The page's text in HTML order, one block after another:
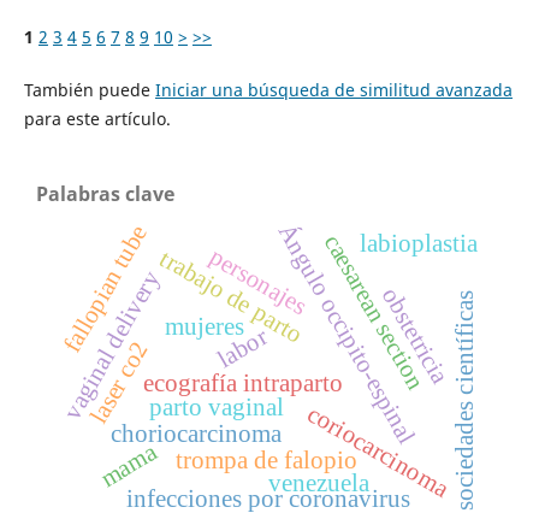
1 2 3 4 5 6 7 8 9 10 > >>
También puede Iniciar una búsqueda de similitud avanzada
para este artículo.
Palabras clave
trabajo de parto
ecografía intrapartoÁngulo occipito-espinal
parto vaginal
labor
vaginal delivery caesarean section
coriocarcinoma
trompa de falopio
choriocarcinoma
fallopian tube
infecciones por coronavirus
venezuela
obstetriciasociedades científicas
personajes labioplastia
laser co2
mujeres
mama